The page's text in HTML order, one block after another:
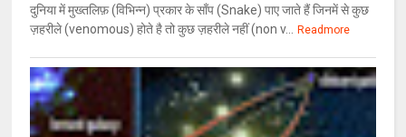
दुनिया में मुख्तलिफ़ (विभिन्न) प्रकार के साँप (Snake) पाए जाते हैं जिनमें से कुछ
ज़हरीले (venomous) होते है तो कुछ ज़हरीले नहीं (non v...
Readmore